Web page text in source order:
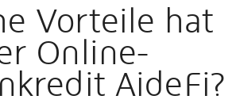
Vorteile hat
Online-
AideFi?